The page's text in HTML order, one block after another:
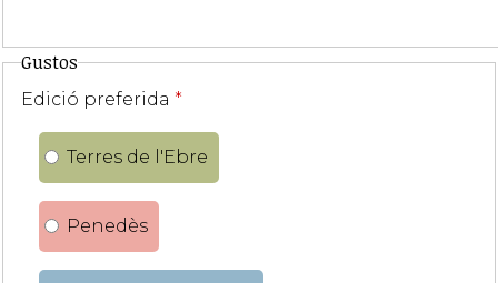
Gustos
Edició preferida *
Terres de l'Ebre
Penedès